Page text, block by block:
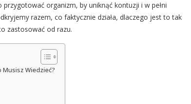
przygotować organizm, by uniknąć kontuzji i w pełni
razem, co faktycznie działa, dlaczego jest to tak
zastosować od razu.
Musisz Wiedzieć?